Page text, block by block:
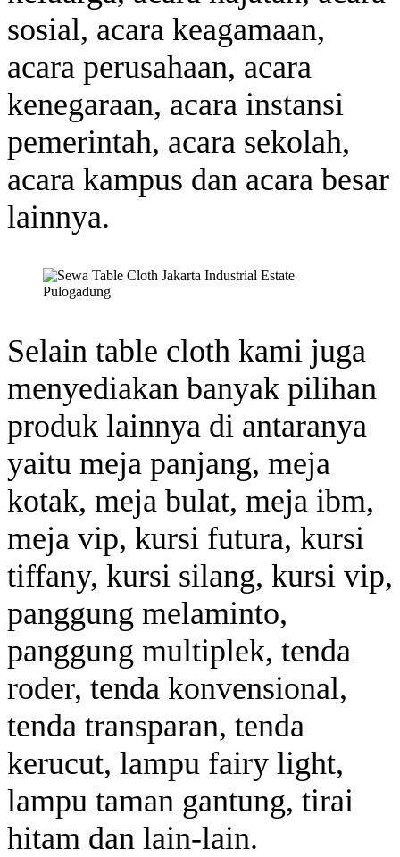
sosial, acara keagamaan,
acara perusahaan, acara
kenegaraan, acara instansi
pemerintah, acara sekolah,
acara kampus dan acara besar
lainnya.
Selain table cloth kami juga
menyediakan banyak pilihan
produk lainnya di antaranya
yaitu meja panjang, meja
kotak, meja bulat, meja ibm,
meja vip, kursi futura, kursi
tiffany, kursi silang, kursi vip,
panggung melaminto,
panggung multiplek, tenda
roder, tenda konvensional,
tenda transparan, tenda
kerucut, lampu fairy light,
lampu taman gantung, tirai
hitam dan lain-lain.